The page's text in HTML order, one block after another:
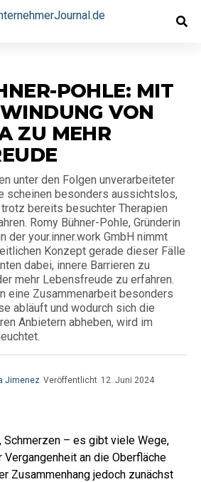
POHLE: MIT
VON
ZU MEHR
unter den Folgen unverarbeiteter
scheinen besonders aussichtslos,
bereits besuchter Therapien
Romy Bühner-Pohle, Gründerin
der your.inner.work GmbH nimmt
Konzept gerade dieser Fälle
dabei, innere Barrieren zu
mehr Lebensfreude zu erfahren.
eine Zusammenarbeit besonders
abläuft und wodurch sich die
Anbietern abheben, wird im
Jimenez Veröffentlicht 12. Juni 2024
Schmerzen – es gibt viele Wege,
Vergangenheit an die Oberfläche
Zusammenhang jedoch zunächst